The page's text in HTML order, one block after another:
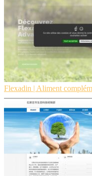
Flexadin | Aliment